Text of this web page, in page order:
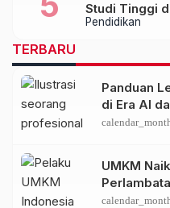
Pendidikan
Studi Tinggi
Terjangkau
TERBARU
Panduan
di Era AI
UMKM
Bertahan